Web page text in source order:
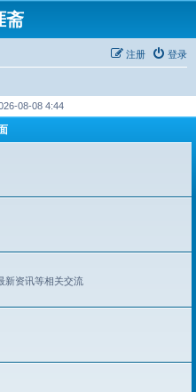
斋
登录
注册
08-08 4:44
新资讯等相关交流